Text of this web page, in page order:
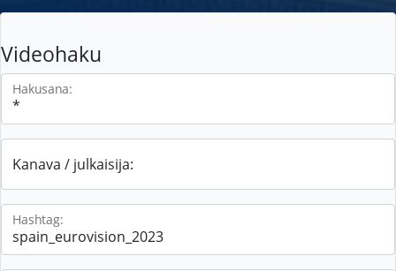
Videohaku
Hakusana:
Kanava / julkaisija:
Hashtag: